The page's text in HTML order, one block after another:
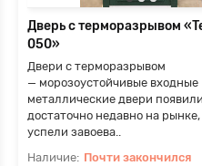
Дверь с терморазрывом
050»
Двери с терморазрывом
— морозоустойчивые входные
металлические двери
достаточно недавно на
успели завоева..
Почти закончился